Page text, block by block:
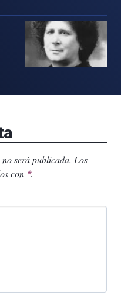
será publicada. Los
con *.